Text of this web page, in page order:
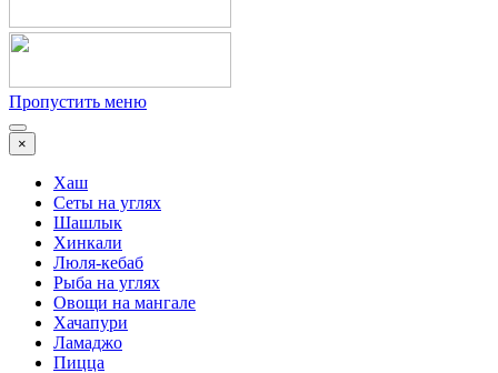
Пропустить меню
×
Хаш
Сеты на углях
Шашлык
Хинкали
Люля-кебаб
Рыба на углях
Овощи на мангале
Хачапури
Ламаджо
Пицца